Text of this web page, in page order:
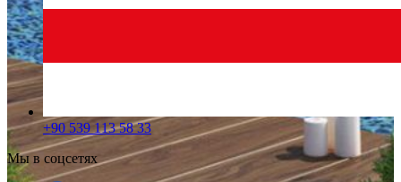
+90 539 113 58 33
Мы в соцсетях